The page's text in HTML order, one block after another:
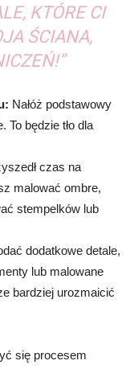
KTÓRE CI
ŚCIANA,
Nałóż podstawowy
To będzie tło dla
czas na
malować ombre,
stempelków lub
dodatkowe detale,
lub malowane
bardziej urozmaicić
się procesem